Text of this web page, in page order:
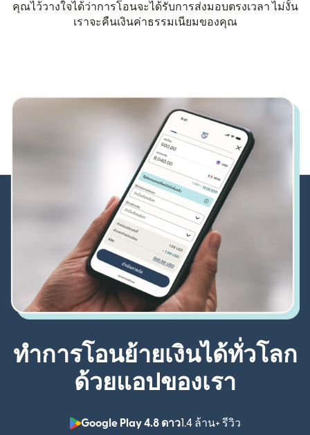
คุณไว้วางใจได้ว่าการโอนจะได้รับการส่งมอบตรงเวลา ไม่งั้น
เราจะคืนเงินค่าธรรมเนียมของคุณ
ทำการโอนย้ายเงินได้ทั่วโลก
ด้วยแอปของเรา
Google Play 4.8 ดาว1.4 ล้าน+ รีวิว
(เปิดในหน้าต่